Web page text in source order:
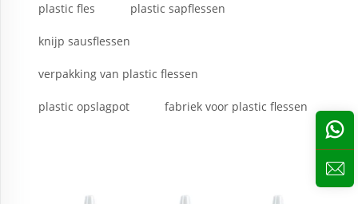
plastic fles plastic sapflessen
knijp sausflessen
verpakking van plastic flessen
plastic opslagpot fabriek voor plastic flessen